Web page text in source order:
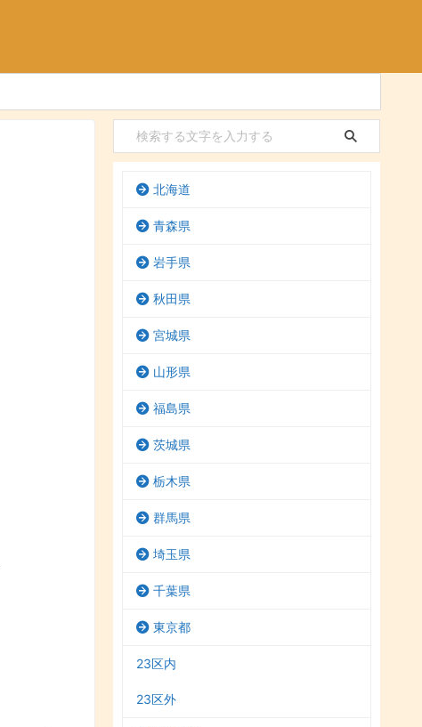
北海道
青森県
岩手県
秋田県
宮城県
山形県
福島県
茨城県
栃木県
群馬県
埼玉県
千葉県
東京都
23区内
23区外